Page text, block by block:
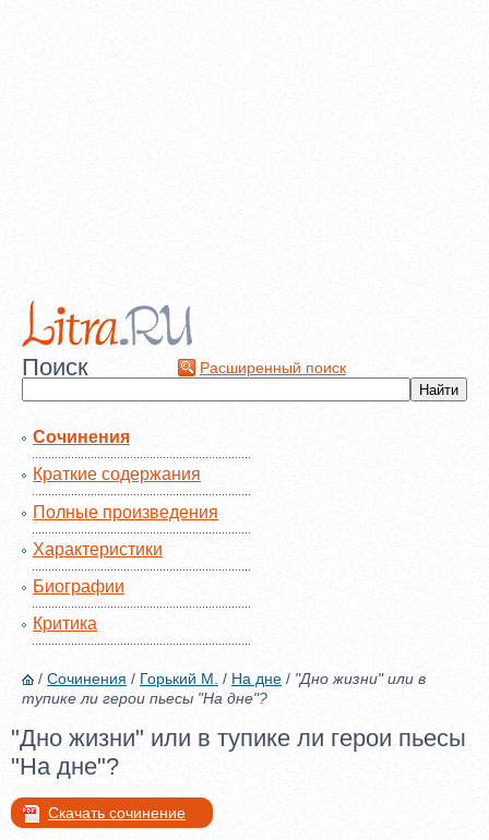
Поиск Расширенный поиск
Сочинения
Краткие содержания
Полные произведения
Характеристики
Биографии
Критика
/ Сочинения / Горький М. / На дне / "Дно жизни" или в
тупике ли герои пьесы "На дне"?
"Дно жизни" или в тупике ли герои пьесы
"На дне"?
Скачать сочинение